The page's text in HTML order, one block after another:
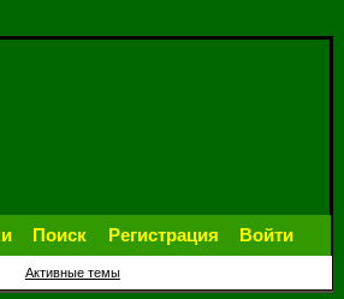
Поиск Регистрация Войти
Активные темы